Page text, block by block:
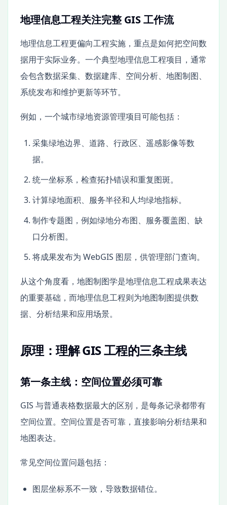
地理信息工程关注完整 GIS 工作流
地理信息工程更偏向工程实施，重点是如何把空间数
据用于实际业务。一个典型地理信息工程项目，通常
会包含数据采集、数据建库、空间分析、地图制图、
系统发布和维护更新等环节。
例如，一个城市绿地资源管理项目可能包括：
采集绿地边界、道路、行政区、遥感影像等数
据。
统一坐标系，检查拓扑错误和重复图斑。
计算绿地面积、服务半径和人均绿地指标。
制作专题图，例如绿地分布图、服务覆盖图、缺
口分析图。
将成果发布为 WebGIS 图层，供管理部门查询。
从这个角度看，地图制图学是地理信息工程成果表达
的重要基础，而地理信息工程则为地图制图提供数
据、分析结果和应用场景。
原理：理解 GIS 工程的三条主线
第一条主线：空间位置必须可靠
GIS 与普通表格数据最大的区别，是每条记录都带有
空间位置。空间位置是否可靠，直接影响分析结果和
地图表达。
常见空间位置问题包括：
图层坐标系不一致，导致数据错位。